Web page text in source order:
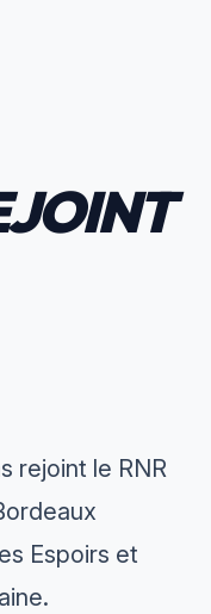
rejoint le RNR
Espoirs et